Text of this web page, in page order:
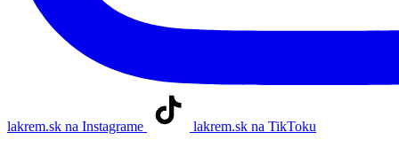
lakrem.sk na Instagrame lakrem.sk na TikToku